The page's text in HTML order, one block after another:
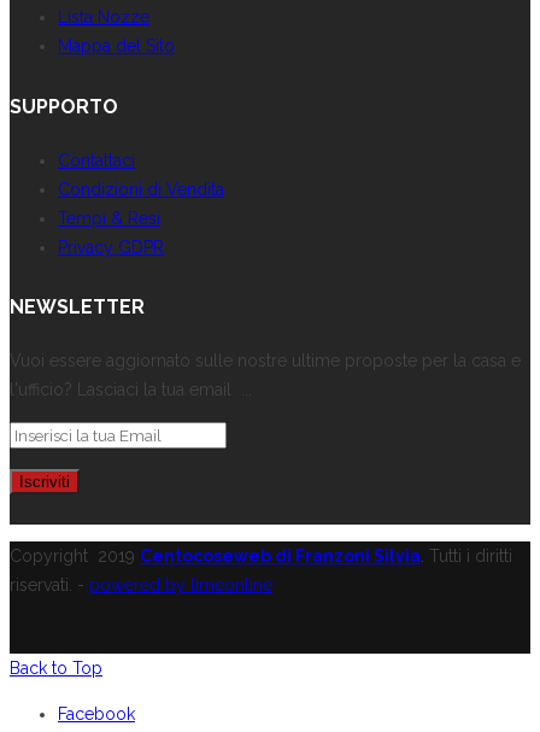
Lista Nozze
Mappa del Sito
SUPPORTO
Contattaci
Condizioni di Vendita
Tempi & Resi
Privacy GDPR
NEWSLETTER
Vuoi essere aggiornato sulle nostre ultime proposte per la casa e
l'ufficio? Lasciaci la tua email ...
Copyright 2019 Centocoseweb di Franzoni Silvia. Tutti i diritti
riservati. - powered by limeonline
Back to Top
Facebook